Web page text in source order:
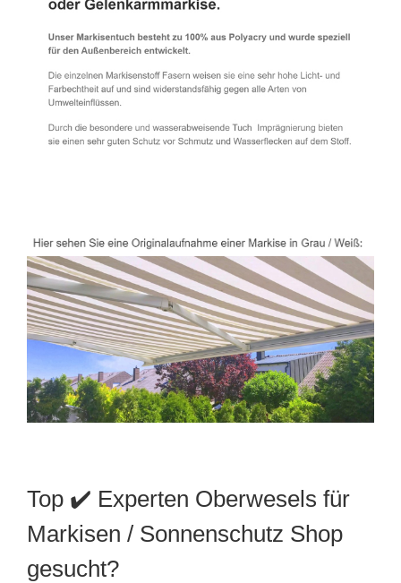
Top ✔️ Experten Oberwesels für
Markisen / Sonnenschutz Shop
gesucht?